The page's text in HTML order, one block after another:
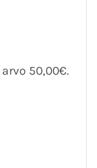
50,00€.